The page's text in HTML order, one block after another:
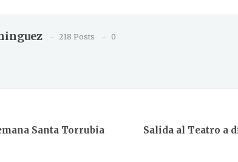
218 Posts
0
Santa Torrubia
Salida al Teatro a